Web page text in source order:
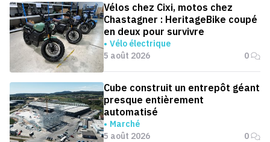
Vélos chez Cixi, motos chez
Chastagner : HeritageBike coupé
en deux pour survivre
Vélo électrique
5 août 2026
0
Cube construit un entrepôt géant
presque entièrement
automatisé
Marché
5 août 2026
0